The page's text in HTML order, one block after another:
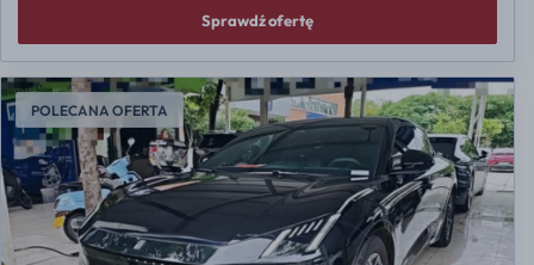
Sprawdź ofertę
POLECANA OFERTA